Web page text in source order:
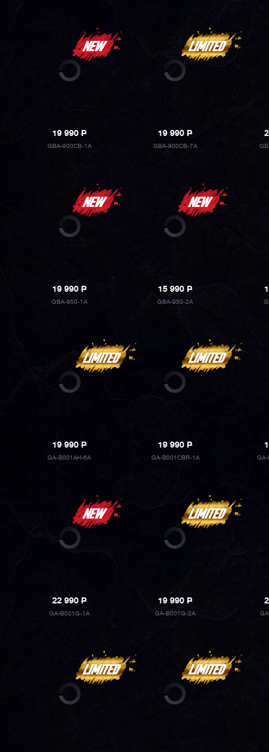
19 990P
GBA-900CB-1A
19 990P
GBA-900CB-7A
19 990P
GBA-950-1A
15 990P
GBA-950-2A
19 990P
GA-B001AH-6A
19 990P
GA-B001CBR-1A
22 990P
GA-B001G-1A
19 990P
GA-B001G-2A